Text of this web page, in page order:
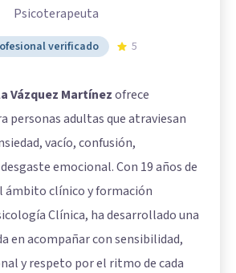
Psicoterapeuta
verificado 5
Vázquez Martínezofrece
personas adultas que atraviesan
vacío, confusión,
emocional. Con 19 años de
ámbito clínico y formación
Clínica, ha desarrollado una
en acompañar con sensibilidad,
y respeto por el ritmo de cada